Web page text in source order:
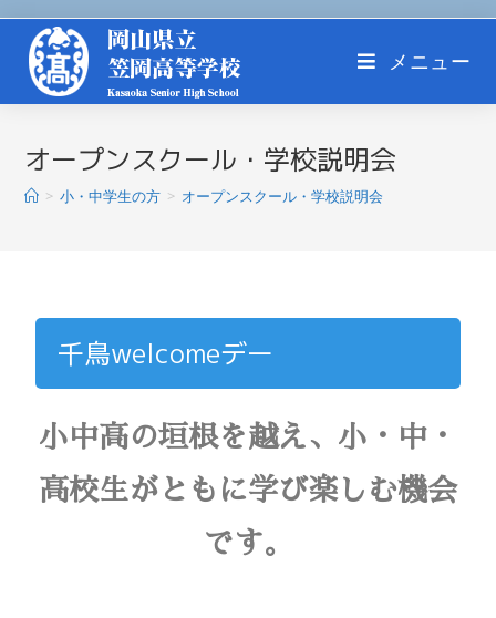
メニュー
オープンスクール・学校説明会
> 小・中学生の方 > オープンスクール・学校説明会
千鳥welcomeデー
小中高の垣根を越え、小・中・
高校生がともに学び楽しむ機会
です。